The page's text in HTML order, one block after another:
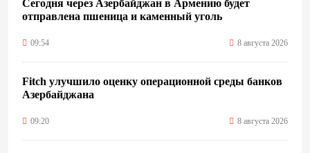
Сегодня через Азербайджан в Армению будет
отправлена пшеница и каменный уголь
09:54 8 августа 2026
Fitch улучшило оценку операционной среды банков
Азербайджана
09:20 8 августа 2026